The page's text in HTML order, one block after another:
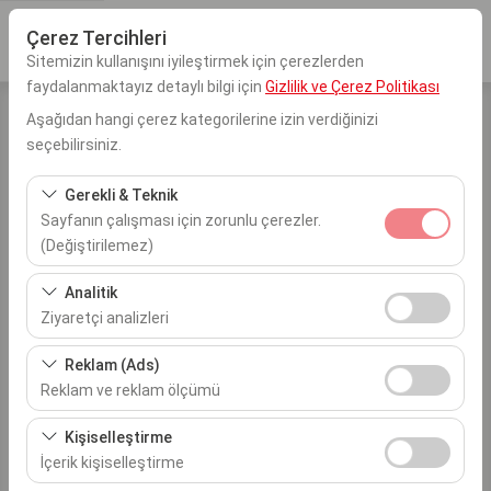
Çerez Tercihleri
Sitemizin kullanışını iyileştirmek için çerezlerden
faydalanmaktayız detaylı bilgi için Gizlilik ve Çerez Politikası
Aşağıdan hangi çerez kategorilerine izin verdiğinizi
seçebilirsiniz.
Gerekli & Teknik
Sayfanın çalışması için zorunlu çerezler.
(Değiştirilemez)
Bu çerezler sitenin doğru şekilde çalışması, güvenlik,
oturum yönetimi ve temel işlevler için gereklidir. Devre
dışı bırakılamaz.
Analitik
Ziyaretçi analizleri
Bu çerezler, sitemizin nasıl kullanıldığını (ziyaretçi sayısı,
en çok ziyaret edilen sayfalar, kullanıcı davranışları)
analiz etmemizi sağlar. Bu veriler, web sitesi
performansını ölçmek ve kullanıcı deneyimini sürekli
iyileştirmek için kullanılır.
Reklam (Ads)
Reklam ve reklam ölçümü
Bu çerezler, size ilgi alanlarınıza uygun kişiselleştirilmiş
reklamlar göstermemize ve reklam kampanyalarımızın
etkinliğini (gösterim sayısı, tıklama oranı) ölçmemize
Kişiselleştirme
İçerik kişiselleştirme
GİRİŞ YAP
Kullanıcı Adı
Şifre
Doğrulama Kodu
Bu cihazda beni hatırla